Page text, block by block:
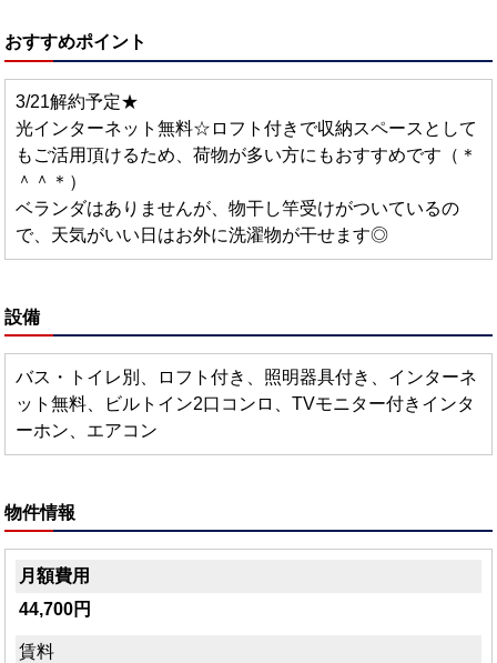
おすすめポイント
3/21解約予定★
光インターネット無料☆ロフト付きで収納スペースとして
もご活用頂けるため、荷物が多い方にもおすすめです（＊
＾＾＊）
ベランダはありませんが、物干し竿受けがついているの
で、天気がいい日はお外に洗濯物が干せます◎
設備
バス・トイレ別、ロフト付き、照明器具付き、インターネ
ット無料、ビルトイン2口コンロ、TVモニター付きインタ
ーホン、エアコン
物件情報
月額費用
44,700円
賃料